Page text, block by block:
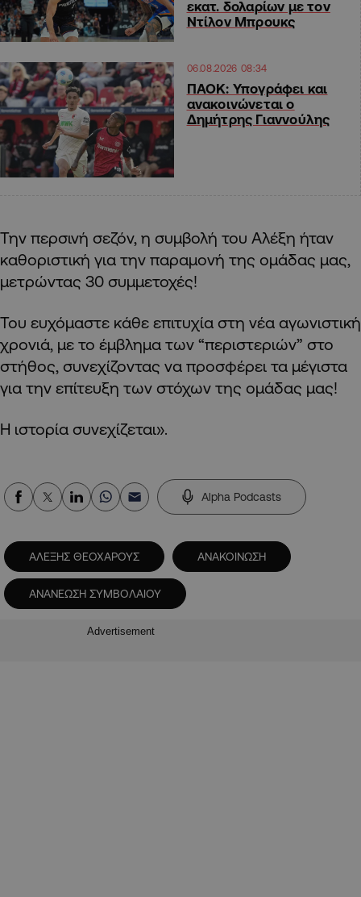
εκατ. δολαρίων με τον
Ντίλον Μπρουκς
06.08.2026 08:34
ΠΑΟΚ: Υπογράφει και
ανακοινώνεται ο
Δημήτρης Γιαννούλης
Την περσινή σεζόν, η συμβολή του Αλέξη ήταν
καθοριστική για την παραμονή της ομάδας μας,
μετρώντας 30 συμμετοχές!
Του ευχόμαστε κάθε επιτυχία στη νέα αγωνιστική
χρονιά, με το έμβλημα των “περιστεριών” στο
στήθος, συνεχίζοντας να προσφέρει τα μέγιστα
για την επίτευξη των στόχων της ομάδας μας!
Η ιστορία συνεχίζεται».
Alpha Podcasts
ΑΛΕΞΗΣ ΘΕΟΧΑΡΟΥΣ ΑΝΑΚΟΙΝΩΣΗ
ΑΝΑΝΕΩΣΗ ΣΥΜΒΟΛΑΙΟΥ
Advertisement